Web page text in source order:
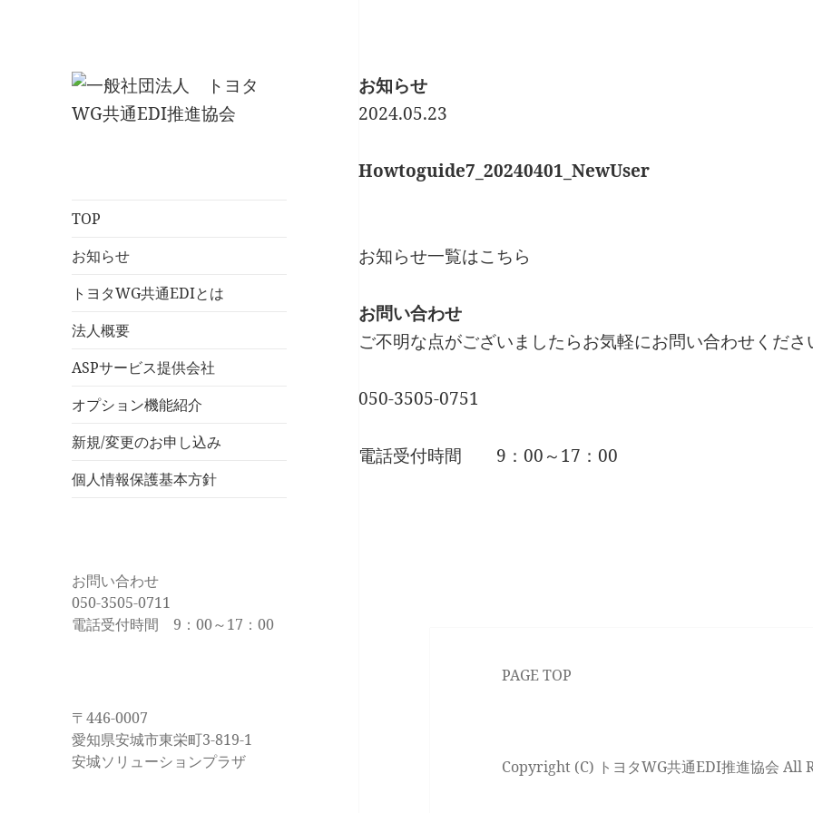
進協会
TOP
お知らせ
トヨタWG共通EDIとは
法人概要
ASPサービス提供会社
オプション機能紹介
新規/変更のお申し込み
個人情報保護基本方針
お問い合わせ
050-3505-0711
電話受付時間 9：00～17：00
〒446-0007
愛知県安城市東栄町3-819-1
安城ソリューションプラザ
お知らせ
2024.05.23
Howtoguide7_20240401_NewUser
お知らせ一覧はこちら
お問い合わせ
ご不明な点がございましたらお気軽にお問い合わせくださ
050-3505-0751
電話受付時間 9：00～17：00
PAGE TOP
Copyright (C) トヨタWG共通EDI推進協会 All